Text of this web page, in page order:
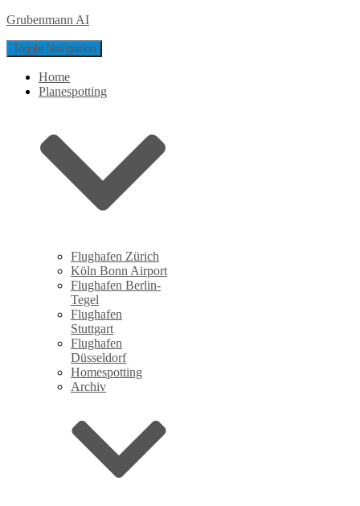
Grubenmann AI
Toggle Navigation
Home
Planespotting
Flughafen Zürich
Köln Bonn Airport
Flughafen Berlin-
Tegel
Flughafen
Stuttgart
Flughafen
Düsseldorf
Homespotting
Archiv